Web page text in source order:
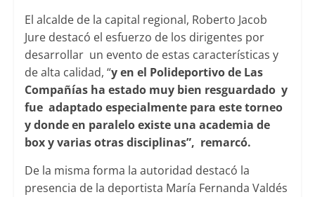
El alcalde de la capital regional, Roberto Jacob
Jure destacó el esfuerzo de los dirigentes por
desarrollar un evento de estas características y
de alta calidad, “y en el Polideportivo de Las
Compañías ha estado muy bien resguardado y
fue adaptado especialmente para este torneo
y donde en paralelo existe una academia de
box y varias otras disciplinas”, remarcó.
De la misma forma la autoridad destacó la
presencia de la deportista María Fernanda Valdés